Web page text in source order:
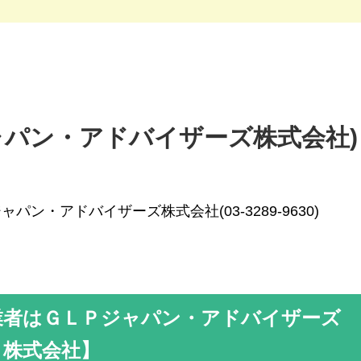
ン・アドバイザーズ株式会社)
パン・アドバイザーズ株式会社(03-3289-9630)
はＧＬＰジャパン・アドバイザーズ
株式会社】